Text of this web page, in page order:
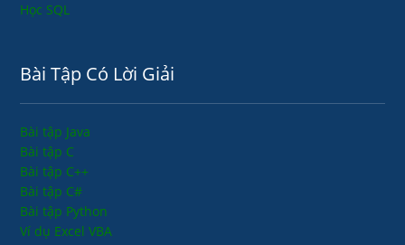
Học SQL
Bài Tập Có Lời Giải
Bài tập Java
Bài tập C
Bài tập C++
Bài tập C#
Bài tập Python
Ví dụ Excel VBA